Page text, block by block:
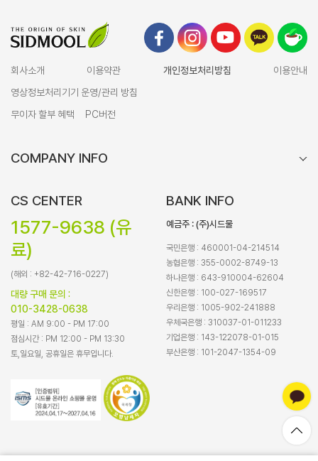
회사소개 이용약관 개인정보처리방침
이용안내
영상정보처리기기 운영/관리 방침
무이자 할부 혜택
PC버전
COMPANY INFO
CS CENTER
1577-9638 (유
료)
(해외 : +82-42-716-0227)
대량 구매 문의 :
010-3428-0638
평일 : AM 9:00 - PM 17:00
점심시간 : PM 12:00 - PM 13:30
토,일요일, 공휴일은 휴무입니다.
BANK INFO
예금주 : (주)시드물
국민은행 : 460001-04-214514
농협은행 : 355-0002-8749-13
하나은행 : 643-910004-62604
신한은행 : 100-027-169517
우리은행 : 1005-902-241888
우체국은행 : 310037-01-011233
기업은행 : 143-122078-01-015
부산은행 : 101-2047-1354-09